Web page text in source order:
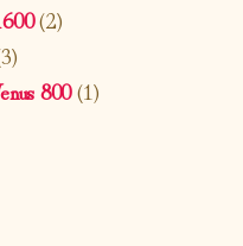
(2)
800(1)